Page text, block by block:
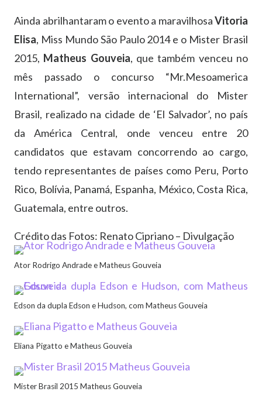
Ainda abrilhantaram o evento a maravilhosaVitoria
Elisa, Miss Mundo São Paulo 2014 e o Mister Brasil
2015, Matheus Gouveia, que também venceu no
mês passado o concurso “Mr.Mesoamerica
International”, versão internacional do Mister
Brasil, realizado na cidade de ‘El Salvador’, no país
da América Central, onde venceu entre 20
candidatos que estavam concorrendo ao cargo,
tendo representantes de países como Peru, Porto
Rico, Bolívia, Panamá, Espanha, México, Costa Rica,
Guatemala, entre outros.
Crédito das Fotos: Renato Cipriano – Divulgação
Ator Rodrigo Andrade e Matheus Gouveia
Edson da dupla Edson e Hudson, com Matheus Gouveia
Eliana Pigatto e Matheus Gouveia
Mister Brasil 2015 Matheus Gouveia